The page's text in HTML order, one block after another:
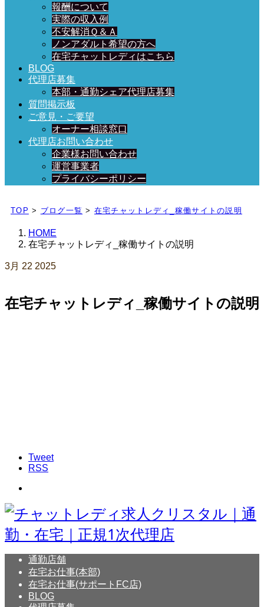
報酬について
実際の収入例
不安解消Ｑ＆Ａ
ノンアダルト希望の方へ
在宅チャットレディはこちら
BLOG
代理店募集
本部・通勤シェア代理店募集
質問掲示板
ご意見・ご要望
オーナー相談窓口
代理店お問い合わせ
企業様お問い合わせ
運営事業者
プライバシーポリシー
日々、ブログを更新中！
TOP > ブログ一覧 > 在宅チャットレディ_稼働サイトの説明
HOME
在宅チャットレディ_稼働サイトの説明
3月 22 2025
在宅チャットレディ_稼働サイトの説明
Tweet
RSS
通勤店舗
在宅お仕事(本部)
在宅お仕事(サポートFC店)
BLOG